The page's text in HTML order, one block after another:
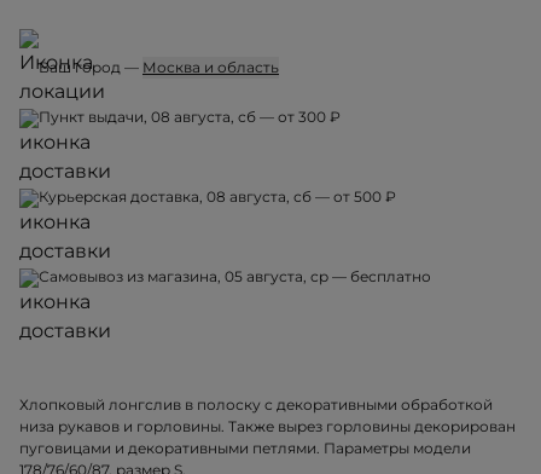
Ваш город — Москва и область
Пункт выдачи, 08 августа, сб — от 300 ₽
Курьерская доставка, 08 августа, сб — от 500 ₽
Самовывоз из магазина, 05 августа, ср — бесплатно
Хлопковый лонгслив в полоску с декоративными обработкой
низа рукавов и горловины. Также вырез горловины декорирован
пуговицами и декоративными петлями. Параметры модели
178/76/60/87, размер S.